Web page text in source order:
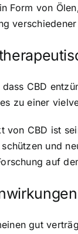
Form von
CBD
zu einer
von CBD ist
und
auf
gut